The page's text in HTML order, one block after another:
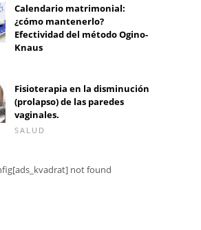
Calendario matrimonial:
¿cómo mantenerlo?
Efectividad del método Ogino-
Knaus
Fisioterapia en la disminución
(prolapso) de las paredes
vaginales.
SALUD
not found